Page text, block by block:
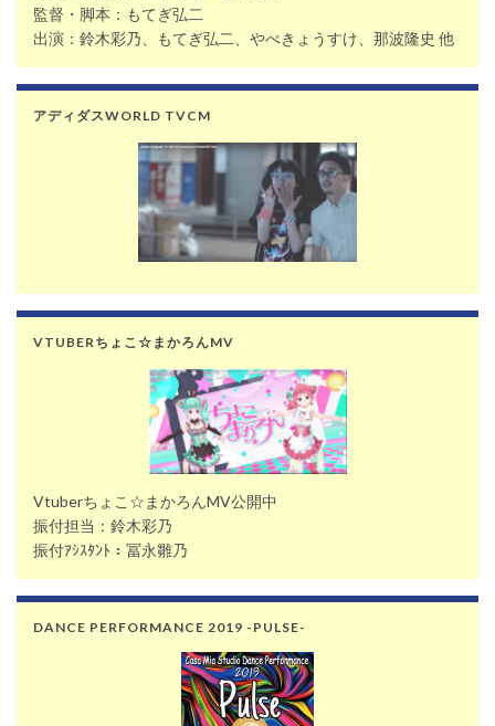
監督・脚本：もてぎ弘二
出演：鈴木彩乃、もてぎ弘二、やべきょうすけ、那波隆史 他
アディダスWORLD TVCM
VTUBERちょこ☆まかろんMV
Vtuberちょこ☆まかろんMV公開中
振付担当：鈴木彩乃
振付ｱｼｽﾀﾝﾄ：冨永雛乃
DANCE PERFORMANCE 2019 -PULSE-